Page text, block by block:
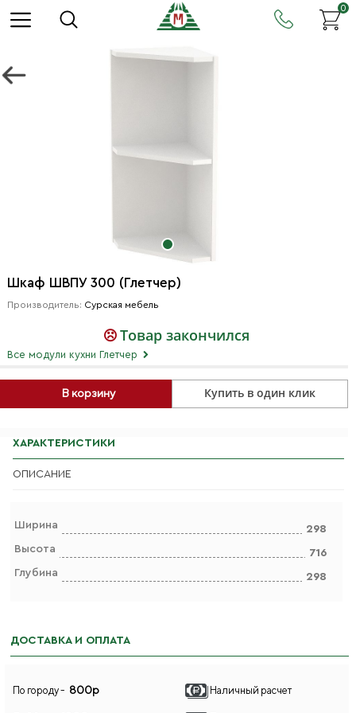
0
Шкаф ШВПУ 300 (Глетчер)
Производитель: Сурская мебель
Товар закончился
В корзину Купить в один клик
Все модули кухни Глетчер
ХАРАКТЕРИСТИКИ
ОПИСАНИЕ
Ширина
298
Высота
716
Глубина
298
ДОСТАВКА И ОПЛАТА
По городу - 800р Наличный расчет